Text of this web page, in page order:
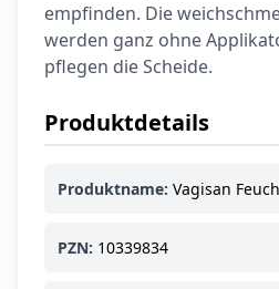
empfinden. Die
werden ganz ohne
pflegen die Scheide.
Produktdetails
Produktname: Vagisan
PZN: 10339834